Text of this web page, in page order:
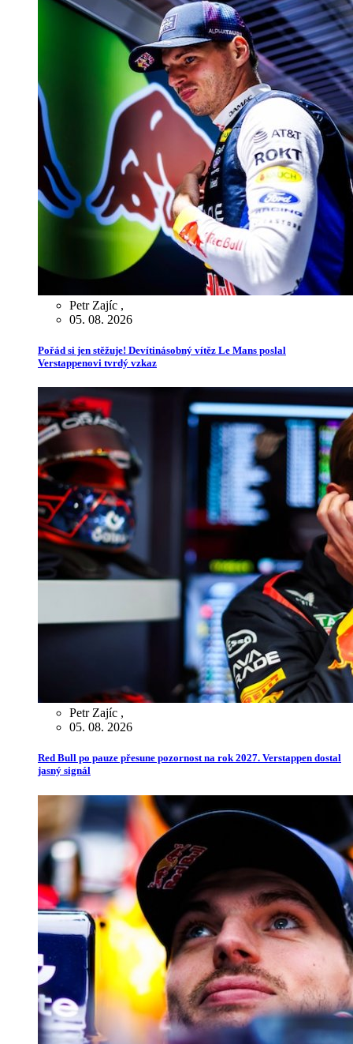
Petr Zajíc ,
05. 08. 2026
Pořád si jen stěžuje! Devítinásobný vítěz Le Mans poslal
Verstappenovi tvrdý vzkaz
Petr Zajíc ,
05. 08. 2026
Red Bull po pauze přesune pozornost na rok 2027. Verstappen dostal
jasný signál